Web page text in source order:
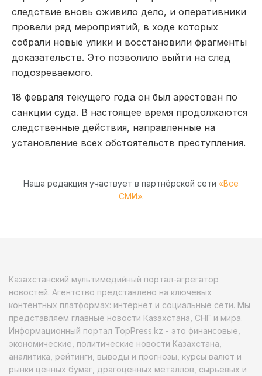
следствие вновь оживило дело, и оперативники
провели ряд мероприятий, в ходе которых
собрали новые улики и восстановили фрагменты
доказательств. Это позволило выйти на след
подозреваемого.
18 февраля текущего года он был арестован по
санкции суда. В настоящее время продолжаются
следственные действия, направленные на
установление всех обстоятельств преступления.
Наша редакция участвует в партнёрской сети «Все
СМИ».
Казахстанский мультимедийный портал-агрегатор
новостей. Агентство представлено на ключевых
контентных платформах: интернет и социальные сети. Мы
представляем главные новости Казахстана, СНГ и мира.
Информационный портал TopPress.kz - это финансовые,
экономические, политические новости Казахстана,
аналитика, рейтинги, выводы и прогнозы, курсы валют и
рынки ценных бумаг, драгоценных металлов, сырьевых и